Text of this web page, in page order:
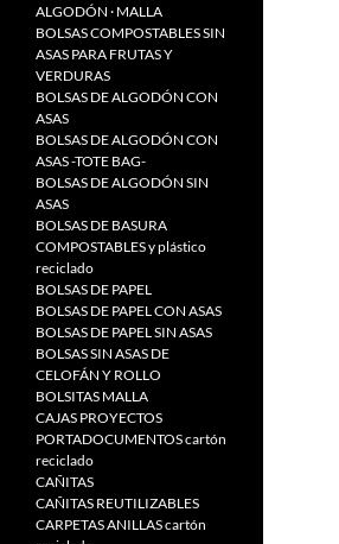
ALGODÓN · MALLA
BOLSAS COMPOSTABLES SIN
ASAS PARA FRUTAS Y
VERDURAS
BOLSAS DE ALGODÓN CON
ASAS
BOLSAS DE ALGODÓN CON
ASAS -TOTE BAG-
BOLSAS DE ALGODÓN SIN
ASAS
BOLSAS DE BASURA
COMPOSTABLES y plástico
reciclado
BOLSAS DE PAPEL
BOLSAS DE PAPEL CON ASAS
BOLSAS DE PAPEL SIN ASAS
BOLSAS SIN ASAS DE
CELOFÁN Y ROLLO
BOLSITAS MALLA
CAJAS PROYECTOS
PORTADOCUMENTOS cartón
reciclado
CAÑITAS
CAÑITAS REUTILIZABLES
CARPETAS ANILLAS cartón